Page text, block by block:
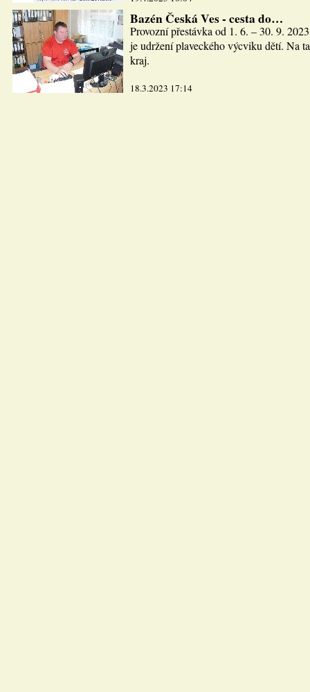
Bazén Česká Ves - cesta do…
Provozní přestávka od 1. 6. – 30. 9.
je udržení plaveckého výcviku dětí. Na
kraj.
18.3.2023 17:14